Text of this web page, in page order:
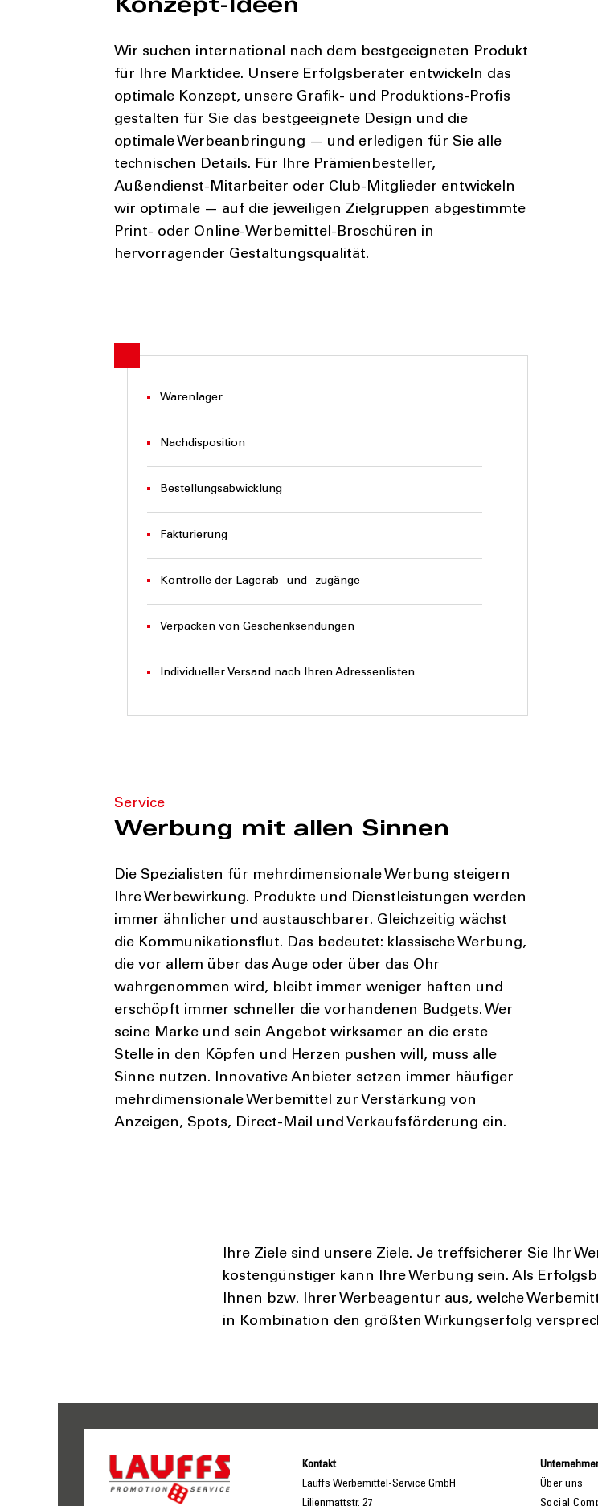
Konzept-Ideen
Wir suchen international nach dem bestgeeigneten Produkt
für Ihre Marktidee. Unsere Erfolgsberater entwickeln das
optimale Konzept, unsere Grafik- und Produktions-Profis
gestalten für Sie das bestgeeignete Design und die
optimale Werbeanbringung — und erledigen für Sie alle
technischen Details. Für Ihre Prämienbesteller,
Außendienst-Mitarbeiter oder Club-Mitglieder entwickeln
wir optimale — auf die jeweiligen Zielgruppen abgestimmte
Print- oder Online-Werbemittel-Broschüren in
hervorragender Gestaltungsqualität.
Warenlager
Nachdisposition
Bestellungsabwicklung
Fakturierung
Kontrolle der Lagerab- und -zugänge
Verpacken von Geschenksendungen
Individueller Versand nach Ihren Adressenlisten
Service
Werbung mit allen Sinnen
Die Spezialisten für mehrdimensionale Werbung steigern
Ihre Werbewirkung. Produkte und Dienstleistungen werden
immer ähnlicher und austauschbarer. Gleichzeitig wächst
die Kommunikationsflut. Das bedeutet: klassische Werbung,
die vor allem über das Auge oder über das Ohr
wahrgenommen wird, bleibt immer weniger haften und
erschöpft immer schneller die vorhandenen Budgets. Wer
seine Marke und sein Angebot wirksamer an die erste
Stelle in den Köpfen und Herzen pushen will, muss alle
Sinne nutzen. Innovative Anbieter setzen immer häufiger
mehrdimensionale Werbemittel zur Verstärkung von
Anzeigen, Spots, Direct-Mail und Verkaufsförderung ein.
Ihre Ziele sind unsere Ziele. Je treffsicherer Sie Ihr
kostengünstiger kann Ihre Werbung sein. Als
Ihnen bzw. Ihrer Werbeagentur aus, welche
in Kombination den größten Wirkungserfolg
Kontakt
Lauffs Werbemittel-Service GmbH
Lilienmattstr. 27
Über uns
Social